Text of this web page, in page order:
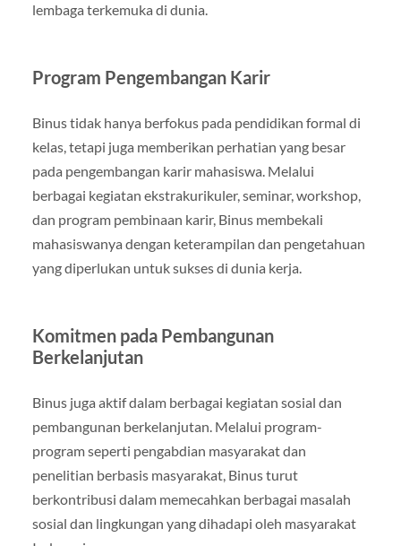
lembaga terkemuka di dunia.
Program Pengembangan Karir
Binus tidak hanya berfokus pada pendidikan formal di
kelas, tetapi juga memberikan perhatian yang besar
pada pengembangan karir mahasiswa. Melalui
berbagai kegiatan ekstrakurikuler, seminar, workshop,
dan program pembinaan karir, Binus membekali
mahasiswanya dengan keterampilan dan pengetahuan
yang diperlukan untuk sukses di dunia kerja.
Komitmen pada Pembangunan
Berkelanjutan
Binus juga aktif dalam berbagai kegiatan sosial dan
pembangunan berkelanjutan. Melalui program-
program seperti pengabdian masyarakat dan
penelitian berbasis masyarakat, Binus turut
berkontribusi dalam memecahkan berbagai masalah
sosial dan lingkungan yang dihadapi oleh masyarakat